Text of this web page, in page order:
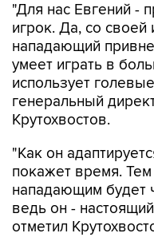
"Для нас Евгений -
игрок. Да, со своей
нападающий
умеет играть в
использует
генеральный
Крутохвостов.
"Как он
покажет время.
нападающим будет
ведь он -
отметил